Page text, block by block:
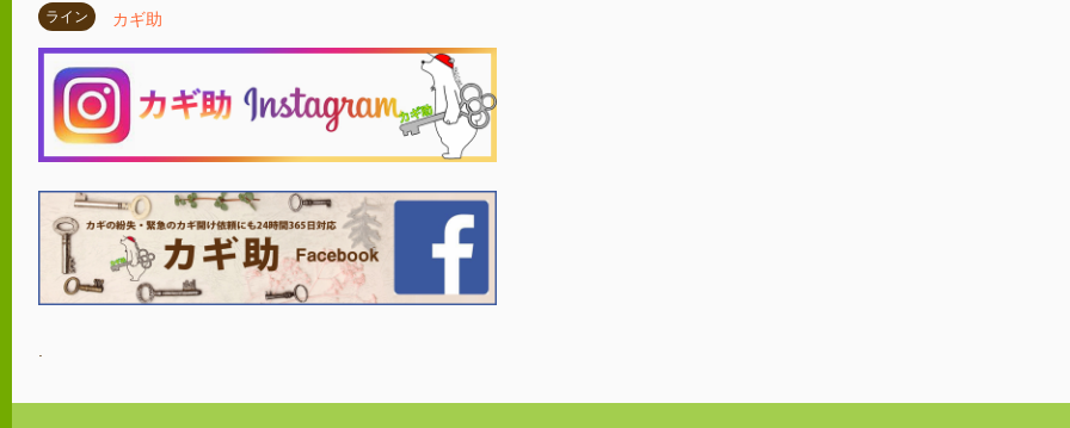
ライン カギ助
.